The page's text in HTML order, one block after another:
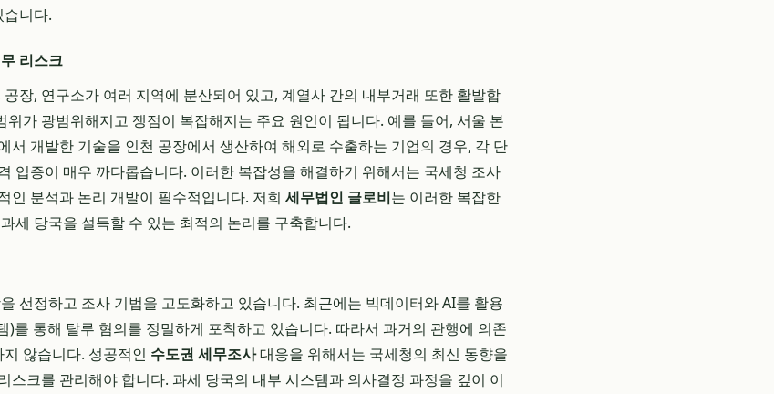
니다.
리스크
장, 연구소가 여러 지역에 분산되어 있고, 계열사 간의 내부거래 또한 활발합
위가 광범위해지고 쟁점이 복잡해지는 주요 원인이 됩니다. 예를 들어, 서울 본
서 개발한 기술을 인천 공장에서 생산하여 해외로 수출하는 기업의 경우, 각 단
입증이 매우 까다롭습니다. 이러한 복잡성을 해결하기 위해서는 국세청 조사
인 분석과 논리 개발이 필수적입니다. 저희 세무법인 글로비는 이러한 복잡한
세 당국을 설득할 수 있는 최적의 논리를 구축합니다.
선정하고 조사 기법을 고도화하고 있습니다. 최근에는 빅데이터와 AI를 활용
)를 통해 탈루 혐의를 정밀하게 포착하고 있습니다. 따라서 과거의 관행에 의존
않습니다. 성공적인 수도권 세무조사대응을 위해서는 국세청의 최신 동향을
스크를 관리해야 합니다. 과세 당국의 내부 시스템과 의사결정 과정을 깊이 이